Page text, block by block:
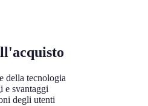
della tecnologia
e svantaggi
degli utenti